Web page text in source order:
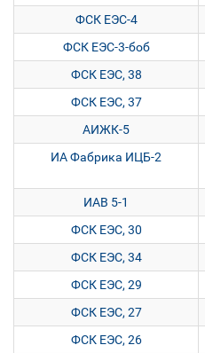
ФСК ЕЭС-4
ФСК ЕЭС-3-боб
ФСК ЕЭС, 38
ФСК ЕЭС, 37
АИЖК-5
ИА Фабрика ИЦБ-2
ИАВ 5-1
ФСК ЕЭС, 30
ФСК ЕЭС, 34
ФСК ЕЭС, 29
ФСК ЕЭС, 27
ФСК ЕЭС, 26